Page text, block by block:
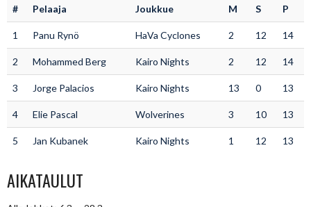
# Pelaaja Joukkue M S P
1 Panu Rynö HaVa Cyclones 2 12 14
2 Mohammed Berg Kairo Nights 2 12 14
3 Jorge Palacios Kairo Nights 13 0 13
4 Elie Pascal Wolverines 3 10 13
5 Jan Kubanek Kairo Nights 1 12 13
AIKATAULUT